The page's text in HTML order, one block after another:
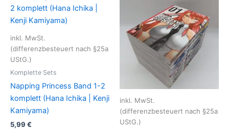
inkl. MwSt.
(differenzbesteuert nach §25a
UStG.)
Komplette Sets
Napping Princess Band 1-2
komplett (Hana Ichika | Kenji
Kamiyama)
5,99 €
inkl. MwSt.
(differenzbesteuert nach §25a
UStG.)